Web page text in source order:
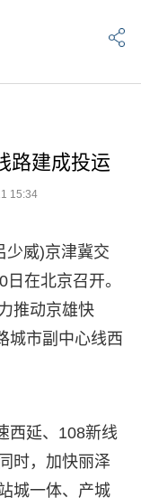
路建成投运
15:34
少威)京津冀交
在北京召开。
推动京雄快
城市副中心线西
西延、108新线
时，加快丽泽
城一体、产城